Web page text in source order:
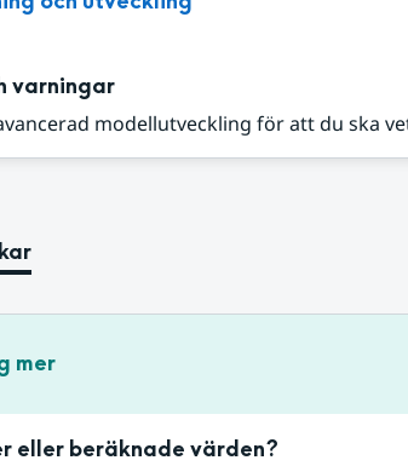
varningar
modellutveckling för att du ska
mer
eller beräknade värden?